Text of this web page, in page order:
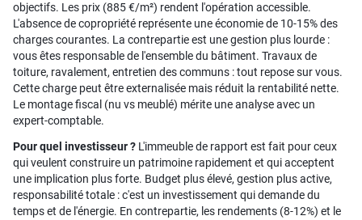
objectifs. Les prix (885 €/m²) rendent l'opération accessible.
L'absence de copropriété représente une économie de 10-15% des
charges courantes. La contrepartie est une gestion plus lourde :
vous êtes responsable de l'ensemble du bâtiment. Travaux de
toiture, ravalement, entretien des communs : tout repose sur vous.
Cette charge peut être externalisée mais réduit la rentabilité nette.
Le montage fiscal (nu vs meublé) mérite une analyse avec un
expert-comptable.
Pour quel investisseur ? L'immeuble de rapport est fait pour ceux
qui veulent construire un patrimoine rapidement et qui acceptent
une implication plus forte. Budget plus élevé, gestion plus active,
responsabilité totale : c'est un investissement qui demande du
temps et de l'énergie. En contrepartie, les rendements (8-12%) et le